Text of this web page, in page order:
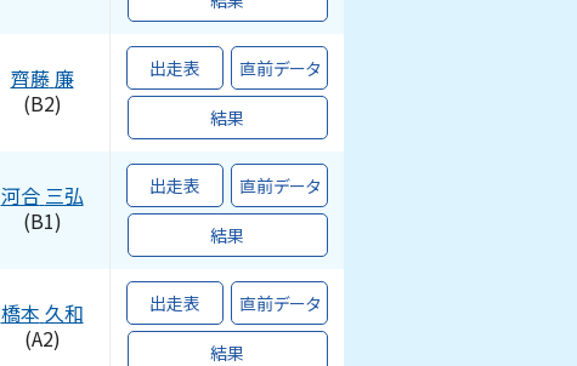
齊藤 廉
(B2)
出走表 直前データ
結果
河合 三弘
(B1)
出走表 直前データ
結果
橋本 久和
(A2)
出走表 直前データ
結果